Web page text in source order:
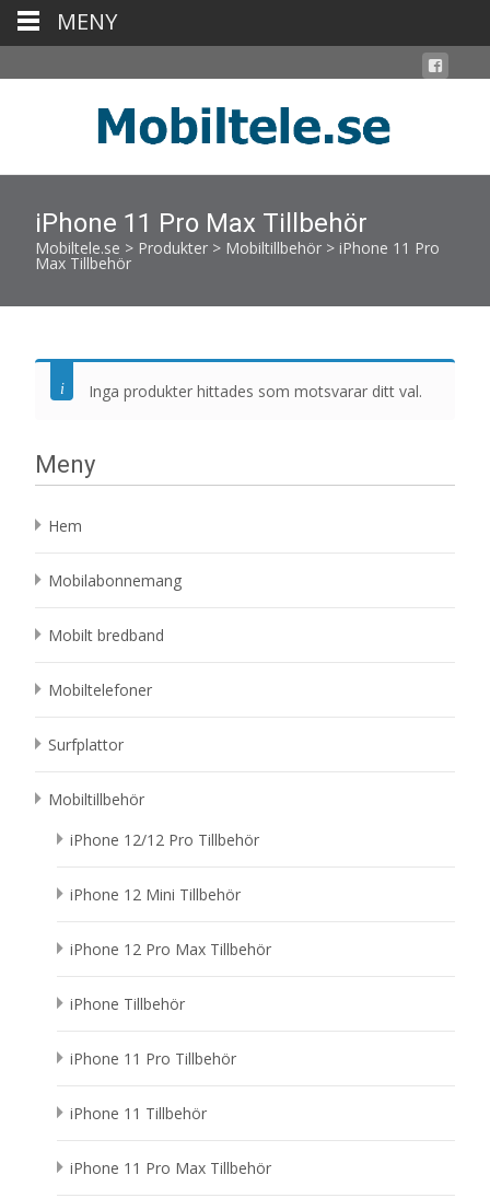
iPhone 11 Pro Max Tillbehör
Mobiltele.se > Produkter > Mobiltillbehör > iPhone 11 Pro
Max Tillbehör
Inga produkter hittades som motsvarar ditt val.
Meny
Hem
Mobilabonnemang
Mobilt bredband
Mobiltelefoner
Surfplattor
Mobiltillbehör
iPhone 12/12 Pro Tillbehör
iPhone 12 Mini Tillbehör
iPhone 12 Pro Max Tillbehör
iPhone Tillbehör
iPhone 11 Pro Tillbehör
iPhone 11 Tillbehör
iPhone 11 Pro Max Tillbehör
MENY